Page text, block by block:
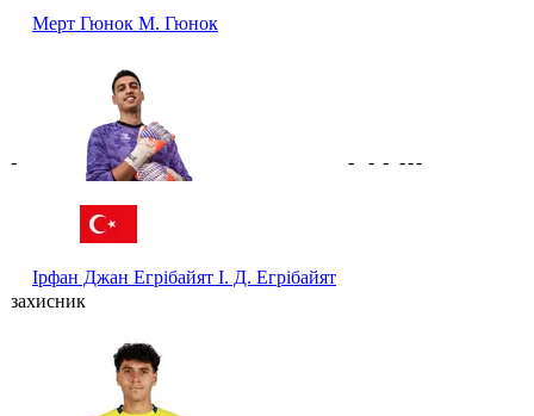
Мерт Гюнок М. Гюнок
-
Ірфан Джан Егрібайят І. Д. Егрібайят
- - - ---
захисник